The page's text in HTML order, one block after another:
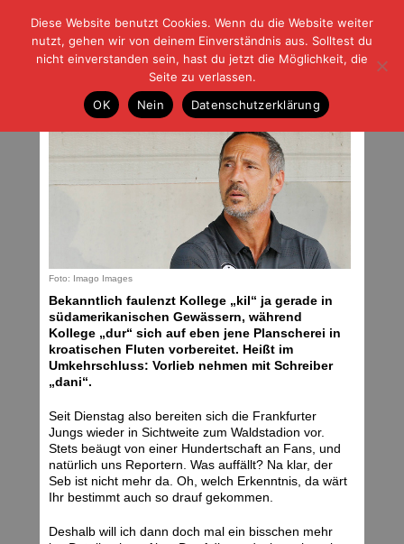
| | |BLOG-GFußball und der Rest
HOME|REGELN|IMPRESSUM |DATENSCHUTZ
Werkeln am neuen Seb
Mittwoch, 17.07.19 | 16:37 Uhr
Foto: Imago Images
Bekanntlich faulenzt Kollege „kil“ ja gerade in
südamerikanischen Gewässern, während
Kollege „dur“ sich auf eben jene Planscherei in
kroatischen Fluten vorbereitet. Heißt im
Umkehrschluss: Vorlieb nehmen mit Schreiber
„dani“.
Seit Dienstag also bereiten sich die Frankfurter
Jungs wieder in Sichtweite zum Waldstadion vor.
Stets beäugt von einer Hundertschaft an Fans, und
natürlich uns Reportern. Was auffällt? Na klar, der
Seb ist nicht mehr da. Oh, welch Erkenntnis, da wärt
Ihr bestimmt auch so drauf gekommen.
Deshalb will ich dann doch mal ein bisschen mehr
Diese Website benutzt Cookies. Wenn du die Website weiter
nutzt, gehen wir von deinem Einverständnis aus. Solltest du
nicht einverstanden sein, hast du jetzt die Möglichkeit, die
Seite zu verlassen.
OK
Nein Datenschutzerklärung